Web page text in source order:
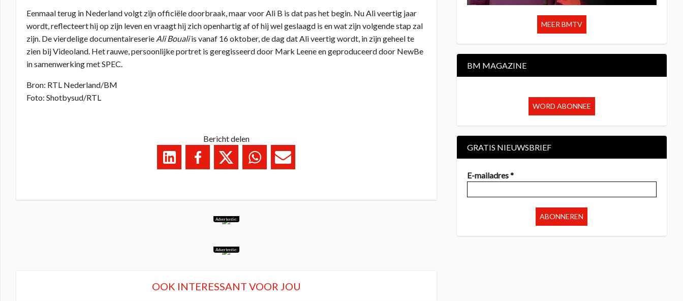
Eenmaal terug in Nederland volgt zijn officiële doorbraak, maar voor Ali B is dat pas het begin. Nu Ali veertig jaar
wordt, reflecteert hij op zijn leven en vraagt hij zich openhartig af of hij wel geslaagd is en wat zijn volgende stap zal
zijn. De vierdelige documentaireserie Ali Boualiis vanaf 16 oktober, de dag dat Ali veertig wordt, in zijn geheel te
zien bij Videoland. Het rauwe, persoonlijke portret is geregisseerd door Mark Leene en geproduceerd door NewBe
in samenwerking met SPEC.
Bron: RTL Nederland/BM
Foto: Shotbysud/RTL
Bericht delen
Advertentie:
Advertentie:
OOK INTERESSANT VOOR JOU
MEER BMTV
BM MAGAZINE
WORD ABONNEE
GRATIS NIEUWSBRIEF
E-mailadres *
ABONNEREN